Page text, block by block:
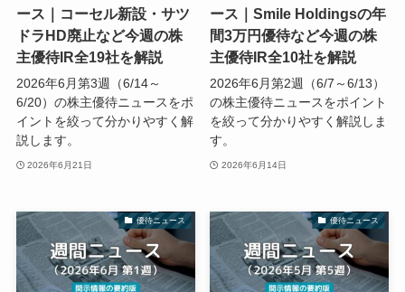
ース｜コーセル新設・サツ
ドラHD廃止など今週の株
主優待IR全19社を解説
2026年6月第3週（6/14～
6/20）の株主優待ニュースをポ
イントを絞って分かりやすく解
説します。
2026年6月21日
ース｜Smile Holdingsの年
間3万円優待など今週の株
主優待IR全10社を解説
2026年6月第2週（6/7～6/13）
の株主優待ニュースをポイント
を絞って分かりやすく解説しま
す。
2026年6月14日
優待ニュース 優待ニュース